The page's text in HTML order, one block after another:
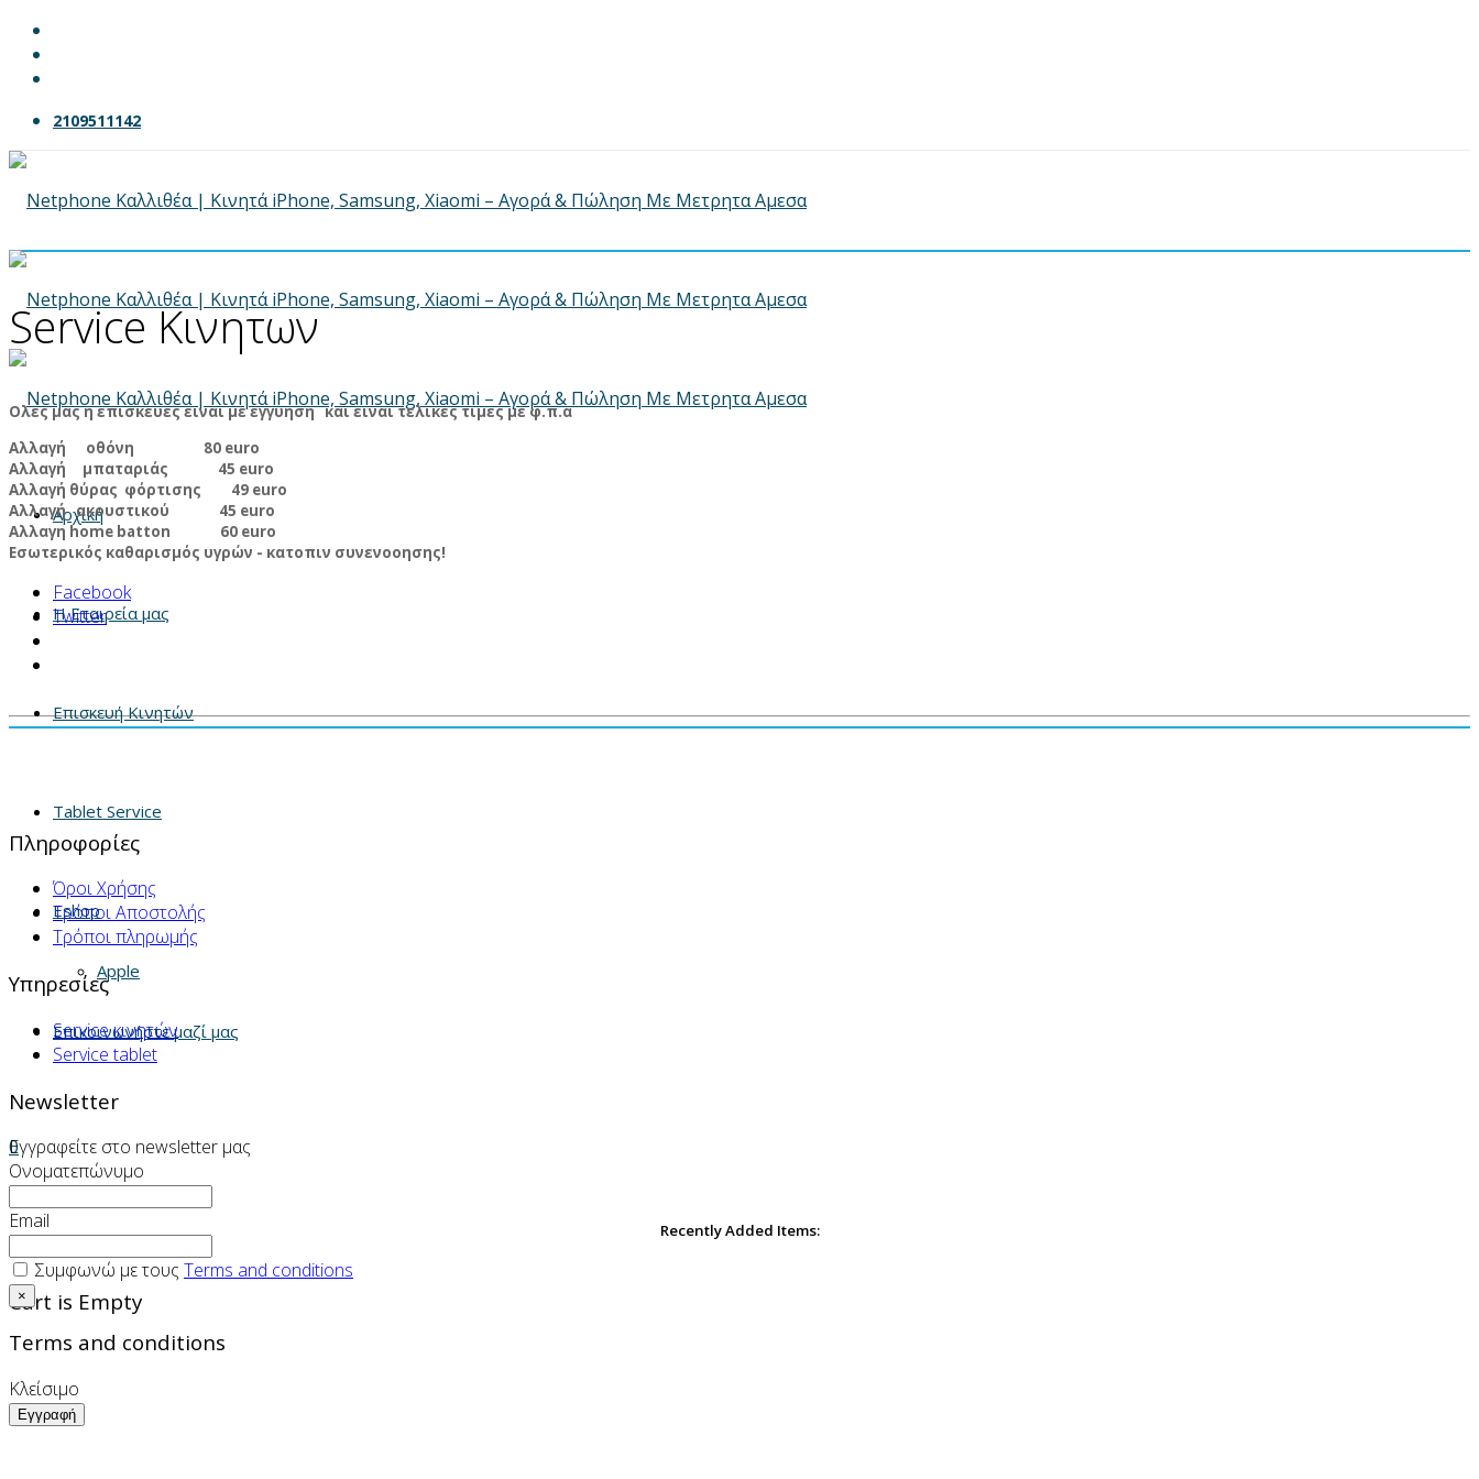
2109511142
Αρχική
Η Εταιρεία μας
Επισκευή Κινητών
Tablet Service
Eshop
Apple
Επικοινωνήστε μαζί μας
0
Recently Added Items:
Cart is Empty
Service Κινητων
Ολες μας η επισκευες ειναι με εγγυηση και ειναι τελικες τιμες με φ.π.α
Αλλαγή οθόνη 80 euro
Αλλαγή μπαταριάς 45 euro
Αλλαγή θύρας φόρτισης 49 euro
Αλλαγή ακουστικού 45 euro
Αλλαγη home batton 60 euro
Εσωτερικός καθαρισμός υγρών - κατοπιν συνενοοησης!
Facebook
Twitter
Πληροφορίες
Όροι Χρήσης
Τρόποι Αποστολής
Τρόποι πληρωμής
Υπηρεσίες
Service κινητών
Service tablet
Newsletter
Εγγραφείτε στο newsletter μας
Ονοματεπώνυμο
Email
Συμφωνώ με τους Terms and conditions
×
Terms and conditions
Κλείσιμο